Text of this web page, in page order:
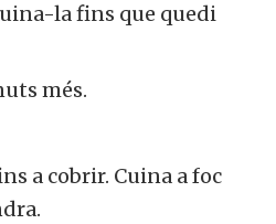
la fins que quedi
més.
a cobrir. Cuina a foc